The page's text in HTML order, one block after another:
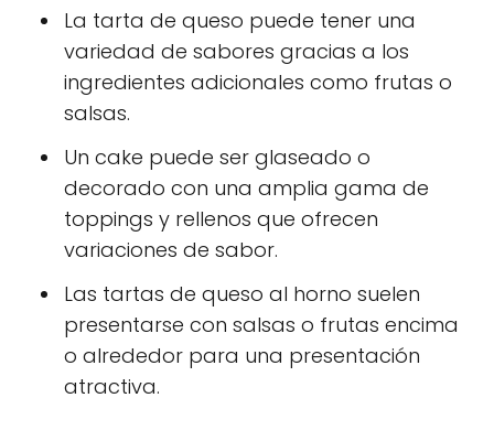
La tarta de queso puede tener una
variedad de sabores gracias a los
ingredientes adicionales como frutas o
salsas.
Un cake puede ser glaseado o
decorado con una amplia gama de
toppings y rellenos que ofrecen
variaciones de sabor.
Las tartas de queso al horno suelen
presentarse con salsas o frutas encima
o alrededor para una presentación
atractiva.